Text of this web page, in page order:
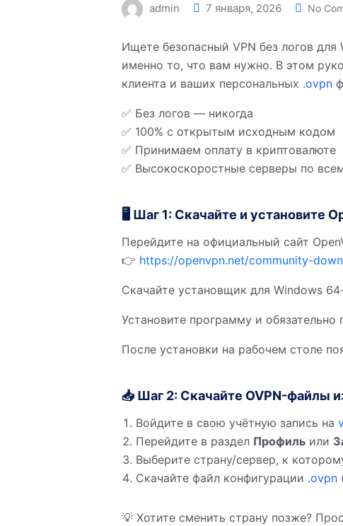
admin 7 января, 2026 No
Ищете безопасный VPN без логов
именно то, что вам нужно. В этом
клиента и ваших персональных .ovpn
✅ Без логов — никогда
✅ 100% с открытым исходным кодом
✅ Принимаем оплату в криптовалюте
✅ Высокоскоростные серверы по
🖥 Шаг 1: Скачайте и установите
Перейдите на официальный сайт
👉 https://openvpn.net/community-
Скачайте установщик для Windows
Установите программу и обязательно
После установки на рабочем столе
📥 Шаг 2: Скачайте OVPN-файлы
Войдите в свою учётную запись на
Перейдите в раздел Профиль или
Выберите страну/сервер, к
Скачайте файл конфигурации .ovpn
💡 Хотите сменить страну позже?